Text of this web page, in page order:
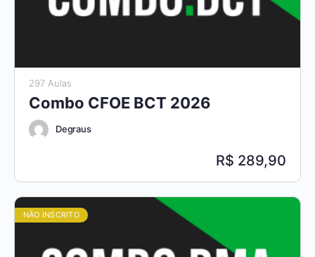
297 Aulas
Combo CFOE BCT 2026
Degraus
289,90
NÃO INSCRITO